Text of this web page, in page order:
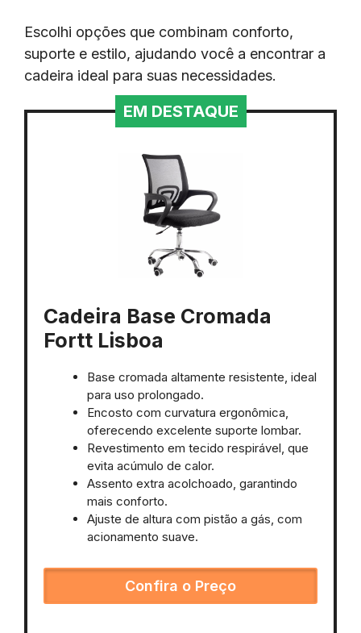
Escolhi opções que combinam conforto,
suporte e estilo, ajudando você a encontrar a
cadeira ideal para suas necessidades.
EM DESTAQUE
Cadeira Base Cromada
Fortt Lisboa
Base cromada altamente resistente, ideal
para uso prolongado.
Encosto com curvatura ergonômica,
oferecendo excelente suporte lombar.
Revestimento em tecido respirável, que
evita acúmulo de calor.
Assento extra acolchoado, garantindo
mais conforto.
Ajuste de altura com pistão a gás, com
acionamento suave.
Confira o Preço